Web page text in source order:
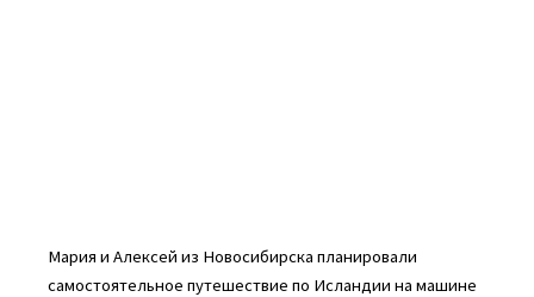
Мария и Алексей из Новосибирска планировали
самостоятельное путешествие по Исландии на машине